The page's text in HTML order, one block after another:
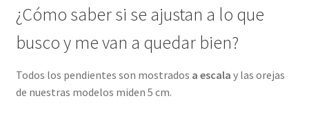
¿Cómo saber si se ajustan a lo que
busco y me van a quedar bien?
Todos los pendientes son mostrados a escala y las orejas
de nuestras modelos miden 5 cm.